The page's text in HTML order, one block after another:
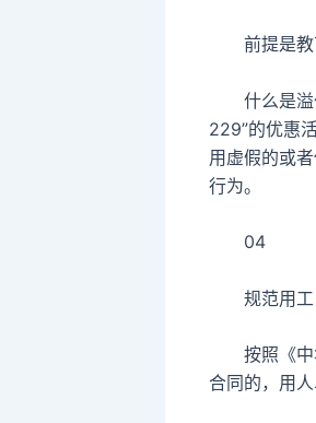
前提是教育
什么是溢
229”的优惠
用虚假的或
行为。
04
规范用工
按照《中
合同的，用